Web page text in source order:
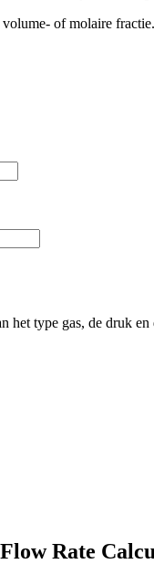
volume- of molaire fractie.
het type gas, de druk en
Rate